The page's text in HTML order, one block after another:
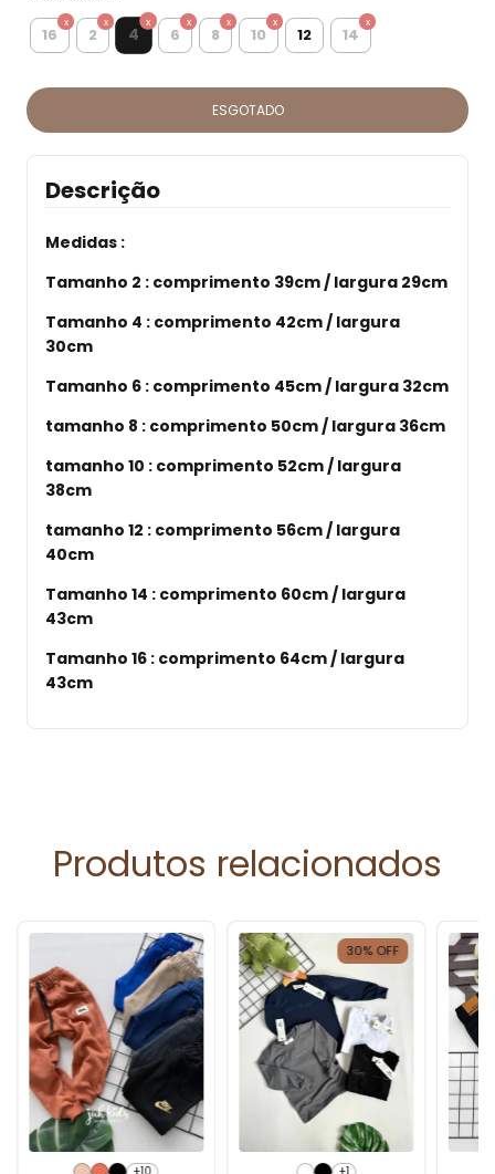
16 2 4 6 8 10 12 14
Descrição
Medidas :
Tamanho 2 : comprimento 39cm / largura 29cm
Tamanho 4 : comprimento 42cm / largura
30cm
Tamanho 6 : comprimento 45cm / largura 32cm
tamanho 8 : comprimento 50cm / largura 36cm
tamanho 10 : comprimento 52cm / largura
38cm
tamanho 12 : comprimento 56cm / largura
40cm
Tamanho 14 : comprimento 60cm / largura
43cm
Tamanho 16 : comprimento 64cm / largura
43cm
Produtos relacionados
30%OFF